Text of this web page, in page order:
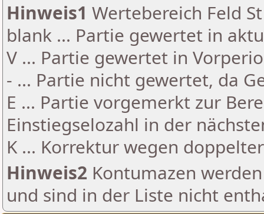
Hinweis1 Wertebereich Feld
blank ... Partie gewertet in
V ... Partie gewertet in
- ... Partie nicht gewertet, da
E ... Partie vorgemerkt zur
Einstiegselozahl in der
K ... Korrektur wegen
Hinweis2 Kontumazen
und sind in der Liste nicht